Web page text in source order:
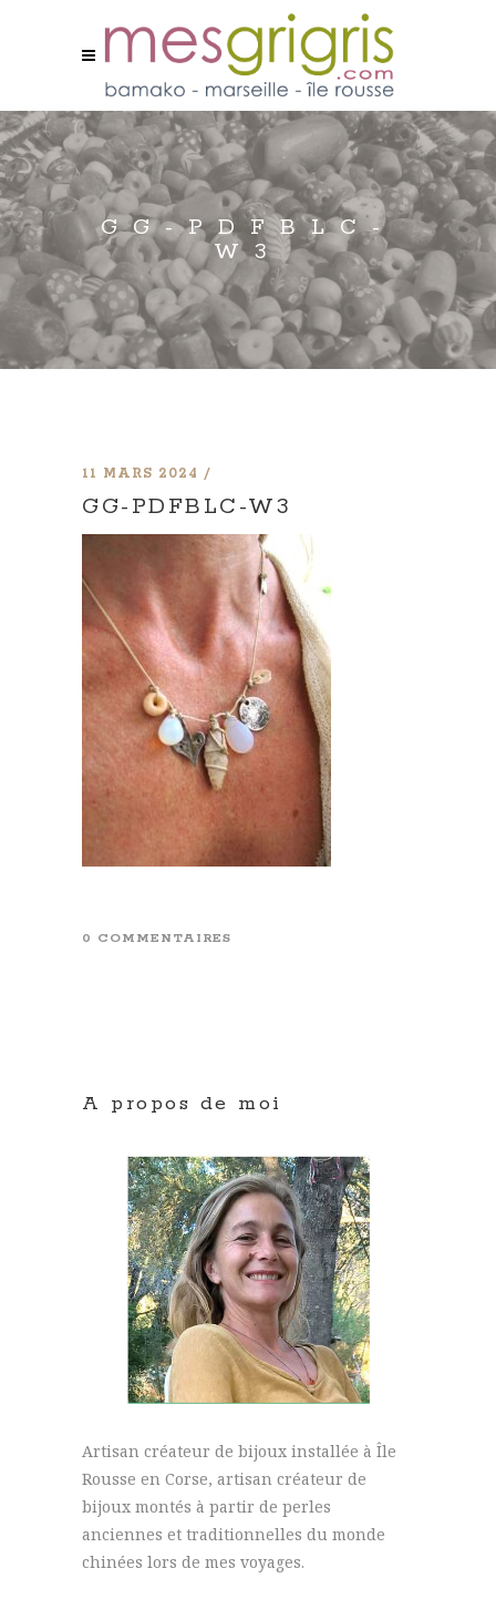
GG-PDFBLC-
W3
11 MARS 2024
GG-PDFBLC-W3
0 COMMENTAIRES
A propos de moi
Artisan créateur de bijoux installée à Île
Rousse en Corse, artisan créateur de
bijoux montés à partir de perles
anciennes et traditionnelles du monde
chinées lors de mes voyages.